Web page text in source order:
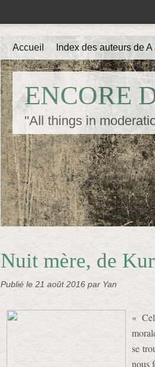
ENCORE
"All things in
Accueil Index des auteurs de A
Nuit mère, de
Publié le 21 août 2016 par Yan
«
se
nous